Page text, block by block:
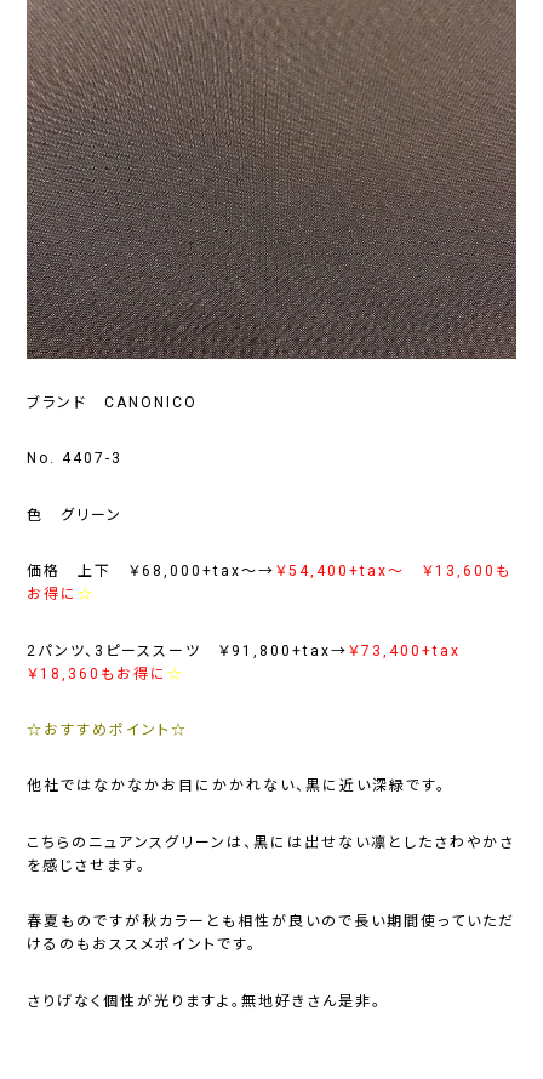
ブランド CANONICO
No. 4407-3
色 グリーン
価格 上下 ￥68,000+tax～→ ￥54,400+tax～
￥13,600も
お得に☆
2パンツ、3ピーススーツ ￥91,800+tax→ ￥73,400+tax
￥18,360もお得に☆
☆おすすめポイント☆
他社ではなかなかお目にかかれない、黒に近い深緑です。
こちらのニュアンスグリーンは、黒には出せない凛としたさわやかさ
を感じさせます。
春夏ものですが秋カラーとも相性が良いので長い期間使っていただ
けるのもおススメポイントです。
さりげなく個性が光りますよ。無地好きさん是非。